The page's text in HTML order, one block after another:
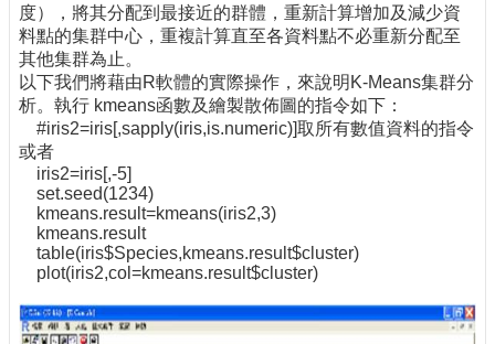
度），將其分配到最接近的群體，重新計算增加及減少資
料點的集群中心，重複計算直至各資料點不必重新分配至
其他集群為止。
以下我們將藉由R軟體的實際操作，來說明K-Means集群分
析。執行 kmeans函數及繪製散佈圖的指令如下：
#iris2=iris[,sapply(iris,is.numeric)]取所有數值資料的指令
或者
iris2=iris[,-5]
set.seed(1234)
kmeans.result=kmeans(iris2,3)
kmeans.result
table(iris$Species,kmeans.result$cluster)
plot(iris2,col=kmeans.result$cluster)